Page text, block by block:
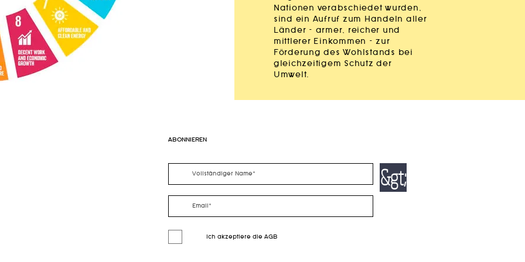
Nationen verabschiedet wurden,
sind ein Aufruf zum Handeln aller
Länder – armer, reicher und
mittlerer Einkommen – zur
Förderung des Wohlstands bei
gleichzeitigem Schutz der
Umwelt.
ABONNIEREN
&gt;
Ich akzeptiere die AGB